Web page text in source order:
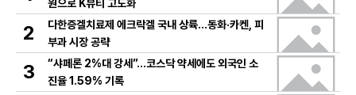
원으로 K뷰티 고도화
2
다한증겔치료제 에크락겔 국내 상륙…동화·카켄, 피
부과 시장 공략
3
“샤페론 2%대 강세”…코스닥 약세에도 외국인 소
진율 1.59% 기록